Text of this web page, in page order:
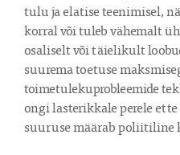
tulu ja elatise teenimisel,
korral või tuleb vähemalt
osaliselt või täielikult
suurema toetuse
toimetulekuprobleemide
ongi lasterikkale perele
suuruse määrab poliitiline